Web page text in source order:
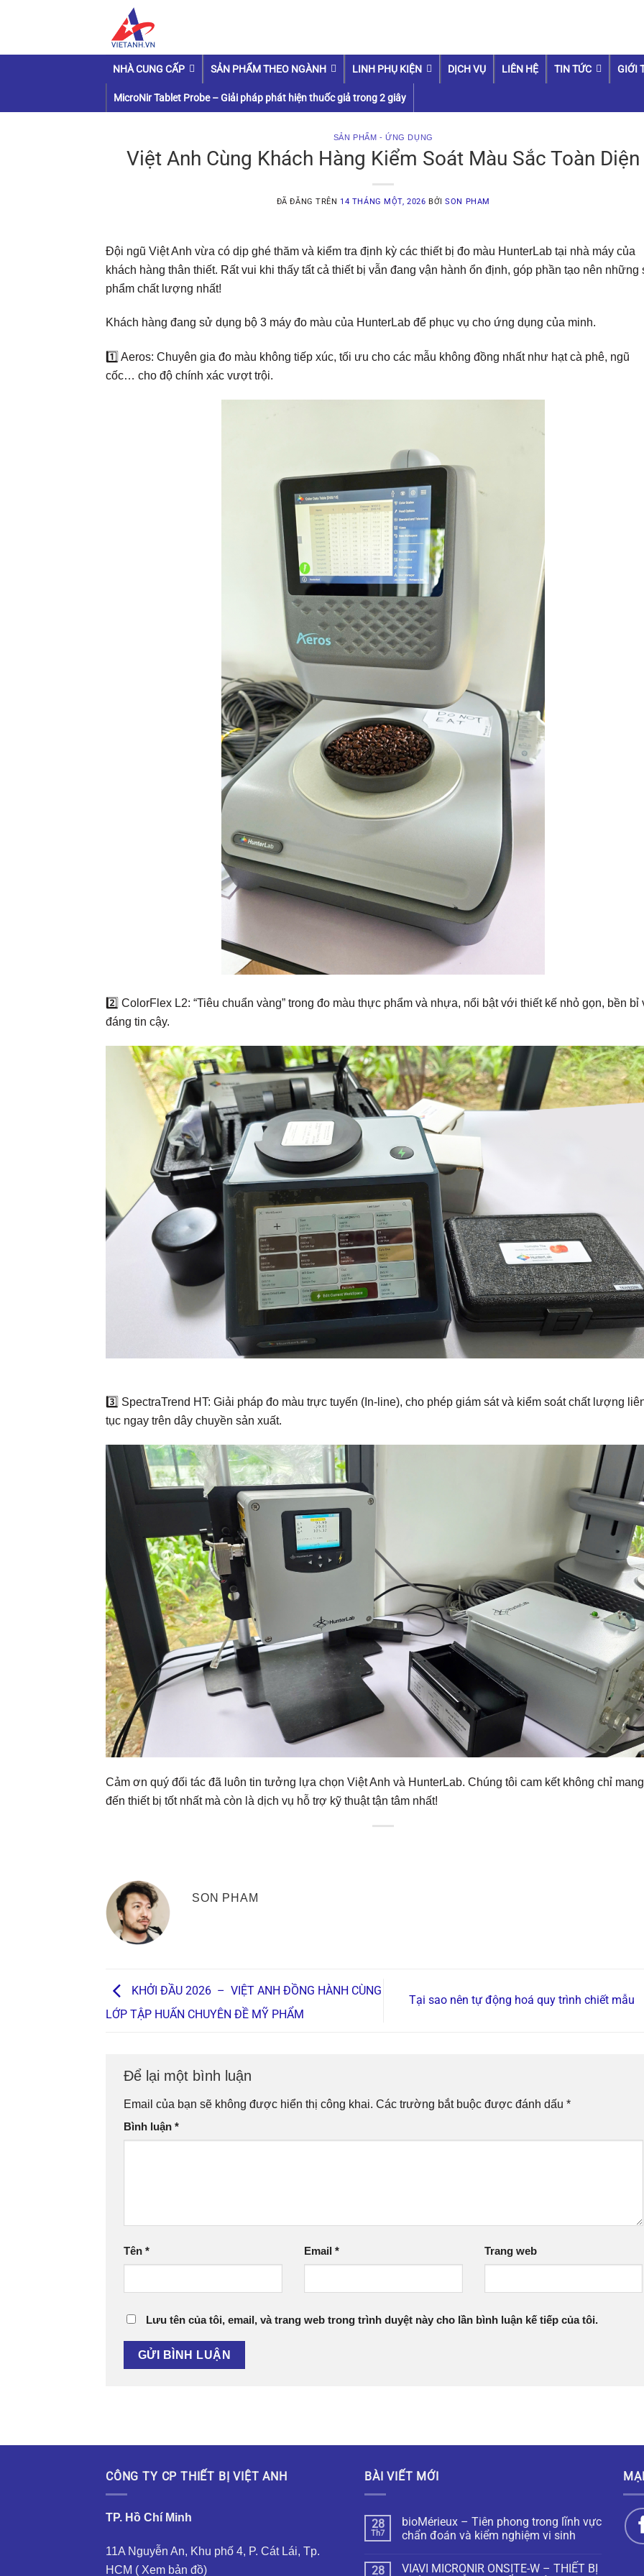
NHÀ CUNG CẤP SẢN PHẨM THEO NGÀNH LINH PHỤ KIỆN DỊCH VỤ LIÊN HỆ TIN TỨC GIỚI
MicroNir Tablet Probe – Giải pháp phát hiện thuốc giả trong 2 giây
SẢN PHẨM - ỨNG DỤNG
Việt Anh Cùng Khách Hàng Kiểm Soát Màu Sắc Toàn Diện
ĐÃ ĐĂNG TRÊN 14 THÁNG MỘT, 2026 BỞISON PHAM
Đội ngũ Việt Anh vừa có dịp ghé thăm và kiểm tra định kỳ các thiết bị đo màu HunterLab tại nhà máy của
khách hàng thân thiết. Rất vui khi thấy tất cả thiết bị vẫn đang vận hành ổn định, góp phần tạo nên những
phẩm chất lượng nhất!
Khách hàng đang sử dụng bộ 3 máy đo màu của HunterLab để phục vụ cho ứng dụng của minh.
1️⃣ Aeros: Chuyên gia đo màu không tiếp xúc, tối ưu cho các mẫu không đồng nhất như hạt cà phê, ngũ
cốc… cho độ chính xác vượt trội.
2️⃣ ColorFlex L2: “Tiêu chuẩn vàng” trong đo màu thực phẩm và nhựa, nổi bật với thiết kế nhỏ gọn, bền bỉ
đáng tin cậy.
3️⃣ SpectraTrend HT: Giải pháp đo màu trực tuyến (In-line), cho phép giám sát và kiểm soát chất lượng
tục ngay trên dây chuyền sản xuất.
Cảm ơn quý đối tác đã luôn tin tưởng lựa chọn Việt Anh và HunterLab. Chúng tôi cam kết không chỉ mang
đến thiết bị tốt nhất mà còn là dịch vụ hỗ trợ kỹ thuật tận tâm nhất!
SON PHAM
KHỞI ĐẦU 2026 – VIỆT ANH ĐỒNG HÀNH CÙNG
LỚP TẬP HUẤN CHUYÊN ĐỀ MỸ PHẨM
Tại sao nên tự động hoá quy trình chiết mẫu
Để lại một bình luận
Email của bạn sẽ không được hiển thị công khai. Các trường bắt buộc được đánh dấu *
Bình luận *
Tên * Email * Trang web
Lưu tên của tôi, email, và trang web trong trình duyệt này cho lần bình luận kế tiếp của tôi.
CÔNG TY CP THIẾT BỊ VIỆT ANH
TP. Hồ Chí Minh
11A Nguyễn An, Khu phố 4, P. Cát Lái, Tp.
HCM ( Xem bản đồ)
BÀI VIẾT MỚI
28
Th7
bioMérieux – Tiên phong trong lĩnh vực
chẩn đoán và kiểm nghiệm vi sinh
28
VIAVI MICRONIR ONSITE-W – THIẾT BỊ